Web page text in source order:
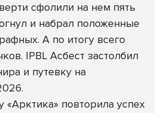
сфолили на нем пять
и набрал положенные
А по итогу всего
IPBL Асбест застолбил
и путевку на
«Арктика» повторила успех